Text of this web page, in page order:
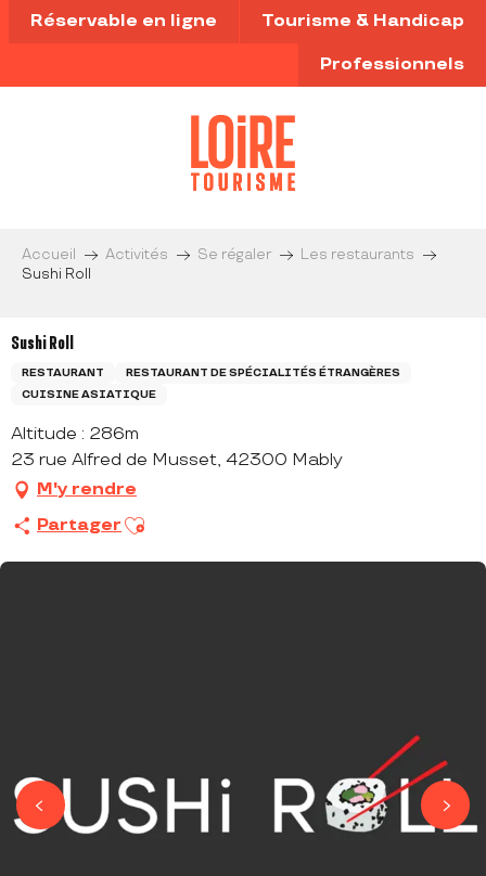
Aller
au
principal
Réservable en ligne Tourisme & Handicap
Professionnels
Accueil Activités Se régaler
Les restaurants
Sushi Roll
Sushi Roll
RESTAURANT
RESTAURANT DE SPÉCIALITÉS ÉTRANGÈRES
CUISINE ASIATIQUE
Altitude : 286m
23 rue Alfred de Musset, 42300 Mably
M'y rendre
Partager Ajouter aux favoris